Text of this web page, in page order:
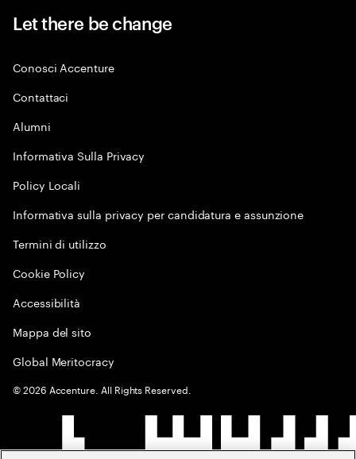
Let there be change
Conosci Accenture
Contattaci
Alumni
Informativa Sulla Privacy
Policy Locali
Informativa sulla privacy per candidatura e assunzione
Termini di utilizzo
Cookie Policy
Accessibilità
Mappa del sito
Global Meritocracy
©2026 Accenture. All Rights Reserved.